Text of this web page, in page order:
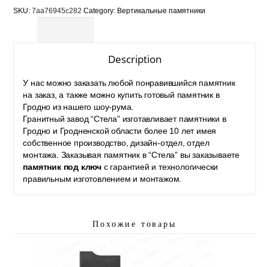
SKU:7aa76945c282 Category: Вертикальные памятники
Description
У нас можно заказать любой понравившийся памятник
на заказ, а также можно купить готовый памятник в
Гродно из нашего шоу-рума.
Гранитный завод “Стела” изготавливает памятники в
Гродно и Гродненской области более 10 лет имея
собственное производство, дизайн-отдел, отдел
монтажа. Заказывая памятник в “Стела” вы заказываете
памятник под ключ с гарантией и технологически
правильным изготовлением и монтажом.
Похожие товары